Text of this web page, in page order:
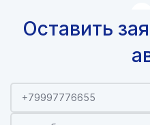
Оставить